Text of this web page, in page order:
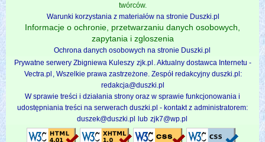
twórców.
Warunki korzystania z materiałów na stronie Duszki.pl
Informacje o ochronie, przetwarzaniu danych osobowych,
zapytania i zgloszenia
Ochrona danych osobowych na stronie Duszki.pl
Prywatne serwery Zbigniewa Kuleszy zjk.pl . Aktualny dostawca Internetu -
Vectra.pl , Wszelkie prawa zastrzeżone. Zespół redakcyjny duszki.pl:
redakcja@duszki.pl
W sprawie treści i działania strony oraz w sprawie funkcjonowania i
udostępniania treści na serwerach duszki.pl - kontakt z administratorem:
duszek@duszki.pl lub zjk7@wp.pl